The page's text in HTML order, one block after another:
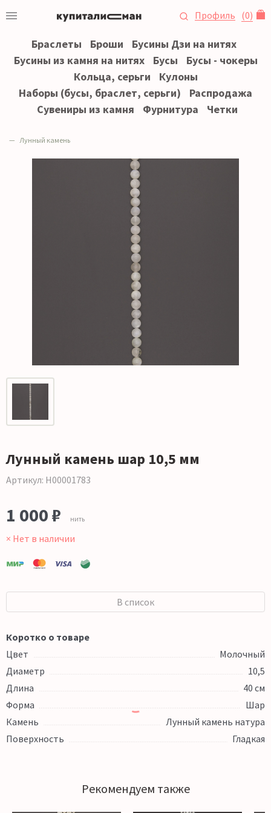
Профиль (0)
Браслеты Броши
Бусины Дзи на нитях
Бусины из камня на нитях
Бусы
Бусы - чокеры
Кольца, серьги
Кулоны
Наборы (бусы, браслет, серьги)
Распродажа
Сувениры из камня
Фурнитура Четки
Лунный камень
Лунный камень шар 10,5 мм
Артикул: Н00001783
1 000 ₽ нить
× Нет в наличии
В список
Коротко о товаре
Цвет
Молочный
Диаметр
10,5
Длина
40 см
Форма
Шар
Камень
Лунный камень натура
Поверхность
Гладкая
Рекомендуем также